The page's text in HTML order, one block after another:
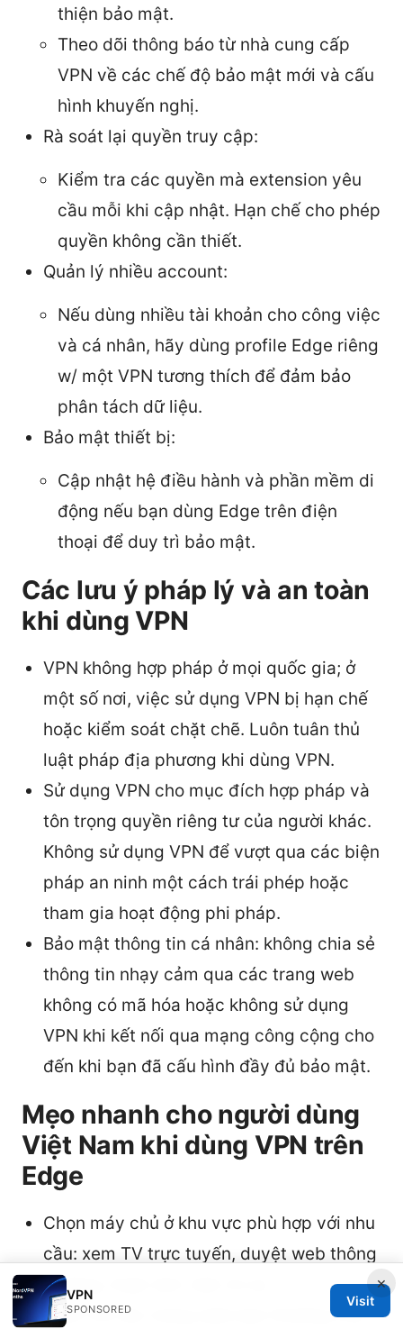
thiện bảo mật.
Theo dõi thông báo từ nhà cung cấp
VPN về các chế độ bảo mật mới và cấu
hình khuyến nghị.
Rà soát lại quyền truy cập:
Kiểm tra các quyền mà extension yêu
cầu mỗi khi cập nhật. Hạn chế cho phép
quyền không cần thiết.
Quản lý nhiều account:
Nếu dùng nhiều tài khoản cho công việc
và cá nhân, hãy dùng profile Edge riêng
w/ một VPN tương thích để đảm bảo
phân tách dữ liệu.
Bảo mật thiết bị:
Cập nhật hệ điều hành và phần mềm di
động nếu bạn dùng Edge trên điện
thoại để duy trì bảo mật.
Các lưu ý pháp lý và an toàn
khi dùng VPN
VPN không hợp pháp ở mọi quốc gia; ở
một số nơi, việc sử dụng VPN bị hạn chế
hoặc kiểm soát chặt chẽ. Luôn tuân thủ
luật pháp địa phương khi dùng VPN.
Sử dụng VPN cho mục đích hợp pháp và
tôn trọng quyền riêng tư của người khác.
Không sử dụng VPN để vượt qua các biện
pháp an ninh một cách trái phép hoặc
tham gia hoạt động phi pháp.
Bảo mật thông tin cá nhân: không chia sẻ
thông tin nhạy cảm qua các trang web
không có mã hóa hoặc không sử dụng
VPN khi kết nối qua mạng công cộng cho
đến khi bạn đã cấu hình đầy đủ bảo mật.
Mẹo nhanh cho người dùng
Việt Nam khi dùng VPN trên
Edge
Chọn máy chủ ở khu vực phù hợp với nhu
cầu: xem TV trực tuyến, duyệt web thông
thường, hoặc làm việc từ xa.
Kiểm tra các trang web bạn thường truy
×
VPN
SPONSORED
Visit